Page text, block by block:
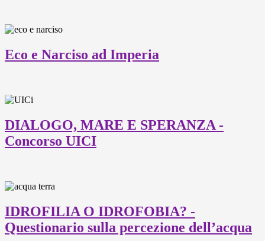
Eco e Narciso ad Imperia
DIALOGO, MARE E SPERANZA -
Concorso UICI
IDROFILIA O IDROFOBIA? -
Questionario sulla percezione dell’acqua